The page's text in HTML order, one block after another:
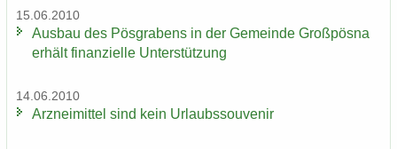
15.06.2010
Aus­bau des Pös­gra­bens in der Ge­mein­de Groß­pös­na
er­hält fi­nan­zi­el­le Un­ter­stüt­zung
14.06.2010
Arz­nei­mit­tel sind kein Ur­laubs­sou­ve­nir